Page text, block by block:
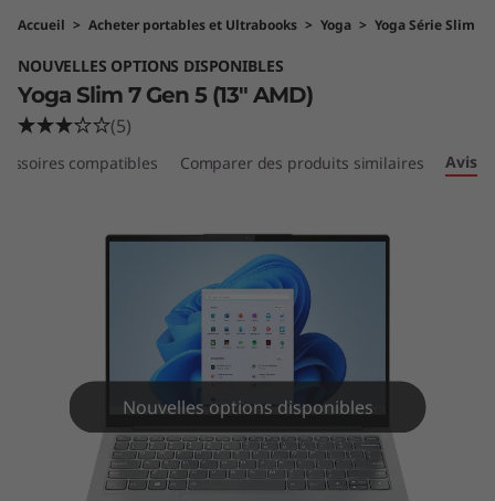
m
7
Accueil > Acheter portables et Ultrabooks > Yoga > Yoga Série Slim
NOUVELLES OPTIONS DISPONIBLES
Yoga Slim 7 Gen 5 (13" AMD)
(5)
compatibles Comparer des produits similaires Avis
Nouvelles options disponibles